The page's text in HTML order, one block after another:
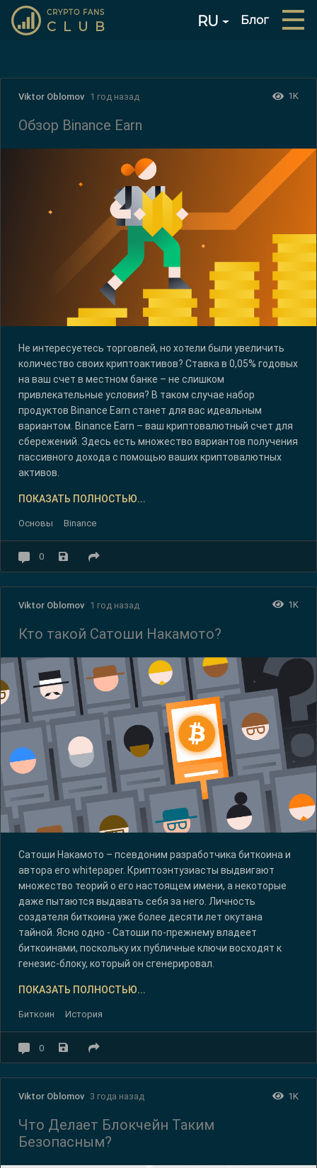
CRYPTO FANS
CLUB RU Блог
Viktor Oblomov 1 год назад 1K
Обзор Binance Earn
Не интересуетесь торговлей, но хотели были увеличить
количество своих криптоактивов? Ставка в 0,05% годовых
на ваш счет в местном банке – не слишком
привлекательные условия? В таком случае набор
продуктов Binance Earn станет для вас идеальным
вариантом. Binance Earn – ваш криптовалютный счет для
сбережений. Здесь есть множество вариантов получения
пассивного дохода с помощью ваших криптовалютных
активов.
ПОКАЗАТЬ ПОЛНОСТЬЮ...
Основы Binance
0
Viktor Oblomov 1 год назад 1K
Кто такой Сатоши Накамото?
Сатоши Накамото – псевдоним разработчика биткоина и
автора его whitepaper. Криптоэнтузиасты выдвигают
множество теорий о его настоящем имени, а некоторые
даже пытаются выдавать себя за него. Личность
создателя биткоина уже более десяти лет окутана
тайной. Ясно одно - Сатоши по-прежнему владеет
биткоинами, поскольку их публичные ключи восходят к
генезис-блоку, который он сгенерировал.
ПОКАЗАТЬ ПОЛНОСТЬЮ...
Биткоин История
0
Viktor Oblomov 3 года назад 1K
Что Делает Блокчейн Таким
Безопасным?